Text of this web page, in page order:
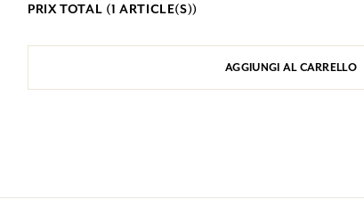
PRIX TOTAL (1 ARTICLE(S))
AGGIUNGI AL CARRELLO